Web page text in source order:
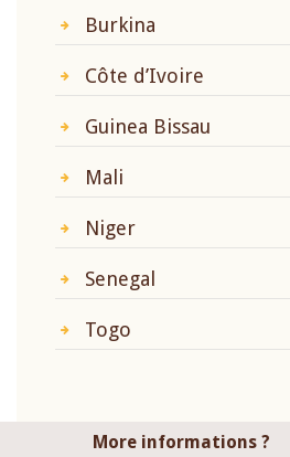
Burkina
Côte d’Ivoire
Guinea Bissau
Mali
Niger
Senegal
Togo
More informations ?